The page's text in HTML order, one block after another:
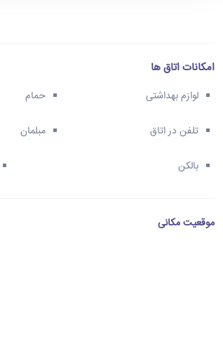
امکانات اتاق ها
لوازم بهداشتی حمام
تلفن در اتاق مبلمان
بالکن
موقعیت مکانی